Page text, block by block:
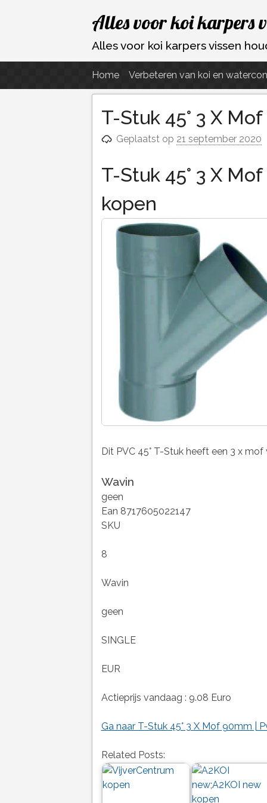
Ga
naar
de
Alles voor koi karpers
Alles voor koi karpers vissen
Home Verbeteren van koi en
T-Stuk 45° 3 X
Geplaatst op 21 september 2020
T-Stuk 45° 3 X
kopen
Dit PVC 45° T-Stuk heeft een 3 x
Wavin
geen
Ean 8717605022147
SKU
8
Wavin
geen
SINGLE
EUR
Actieprijs vandaag : 9.08 Euro
Ga naar T-Stuk 45° 3 X Mof 90mm |
Related Posts: